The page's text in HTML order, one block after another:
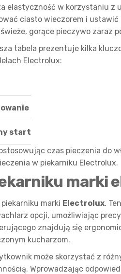
elastyczność w korzystaniu z
ciasto wieczorem i ustawić
gorące pieczywo zaraz
tabela prezentuje kilka
Electrolux:
start
czas pieczenia do
w piekarniku Electrolux.
marki
marki Electrolux.
opcji, umożliwiając
znajdują się
kucharzom.
może skorzystać z
Wprowadzając